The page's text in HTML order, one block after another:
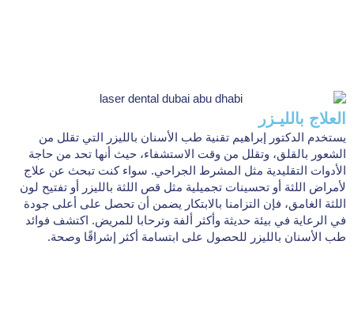
العلاج بالليـزر
يستخدم الدكتور إبراهيم تقنية طب الأسنان بالليزر التي تقلل من
الشعور بالقلق، وتقلل من وقت الاستشفاء، حيث أنها تحد من حاجة
الأدوات التقليدية مثل المشرط الجراحي. سواء كنت تبحث عن علاج
لأمراض اللثة أو تحسينات تجميلية مثل قص اللثة بالليزر أو تفتيح لون
اللثة الغامق، فإن التزامنا بالابتكار يضمن أن تحصل على أعلى جودة
في الرعاية في بيئة حديثة وأكثر ألفة وترحابا للمريض. اكتشف فوائد
طب الأسنان بالليزر للحصول على ابتسامة أكثر إشراقًا وصحة.